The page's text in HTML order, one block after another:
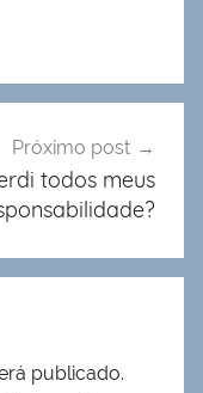
Próximo post
todos meus
publicado.